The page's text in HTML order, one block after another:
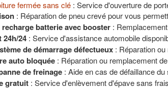
fermée sans clé : Service d'ouverture de
: Réparation de pneu crevé pour vous
batterie avec booster :
24h/24 : Service d'assistance automobile
de démarrage défectueux : Réparation
auto bloquée : Réparation ou remplacement
de freinage : Aide en cas de défaillance
gratuit : Service d'enlèvement d'épave sans